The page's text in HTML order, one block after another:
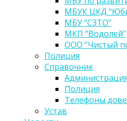
МБУК ЦКД
МБУ “СЗТО”
МКП “Водолей”
ООО “Чистый
Полиция
Справочник
Полиция
Телефоны
Устав